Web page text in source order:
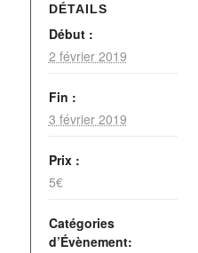
DÉTAILS
Début :
2 février 2019
Fin :
3 février 2019
Prix :
5€
Catégories
d’Évènement: